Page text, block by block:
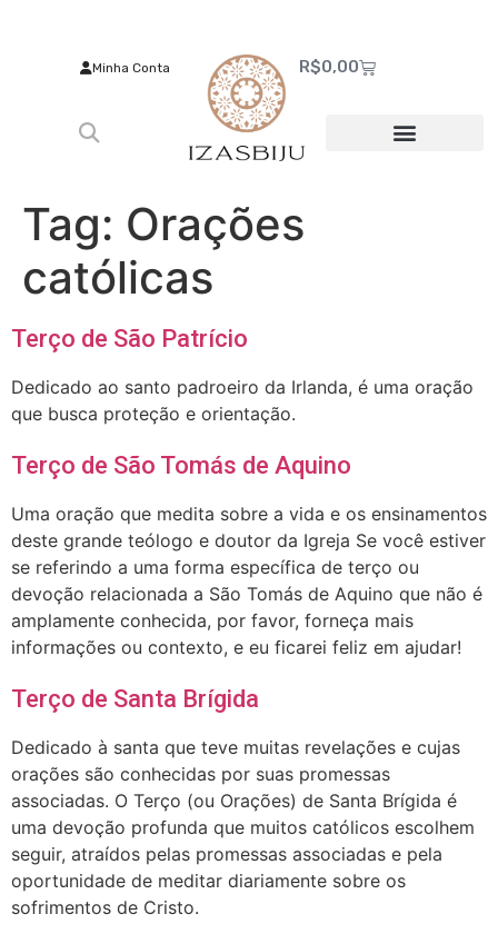
Minha Conta R$0,00
Tag: Orações
católicas
Terço de São Patrício
Dedicado ao santo padroeiro da Irlanda, é uma oração
que busca proteção e orientação.
Terço de São Tomás de Aquino
Uma oração que medita sobre a vida e os ensinamentos
deste grande teólogo e doutor da Igreja Se você estiver
se referindo a uma forma específica de terço ou
devoção relacionada a São Tomás de Aquino que não é
amplamente conhecida, por favor, forneça mais
informações ou contexto, e eu ficarei feliz em ajudar!
Terço de Santa Brígida
Dedicado à santa que teve muitas revelações e cujas
orações são conhecidas por suas promessas
associadas. O Terço (ou Orações) de Santa Brígida é
uma devoção profunda que muitos católicos escolhem
seguir, atraídos pelas promessas associadas e pela
oportunidade de meditar diariamente sobre os
sofrimentos de Cristo.